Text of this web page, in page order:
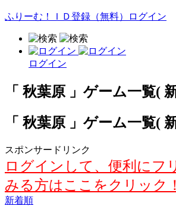
ふりーむ！ＩＤ登録（無料） ログイン
ログイン
「 秋葉原 」ゲーム一覧(
「 秋葉原 」ゲーム一覧(
スポンサードリンク
ログインして、便利にフ
みる方はここをクリック！
新着順